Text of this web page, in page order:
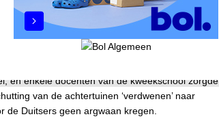
redder van zo’n 600 joodse kinderen uit de
In dat voormalige theater zaten joodse
Hun jonge kinderen werden aan de
grensde.
en enkele docenten van de kweekschool zorgde
van de achtertuinen ‘verdwenen’ naar
de Duitsers geen argwaan kregen.